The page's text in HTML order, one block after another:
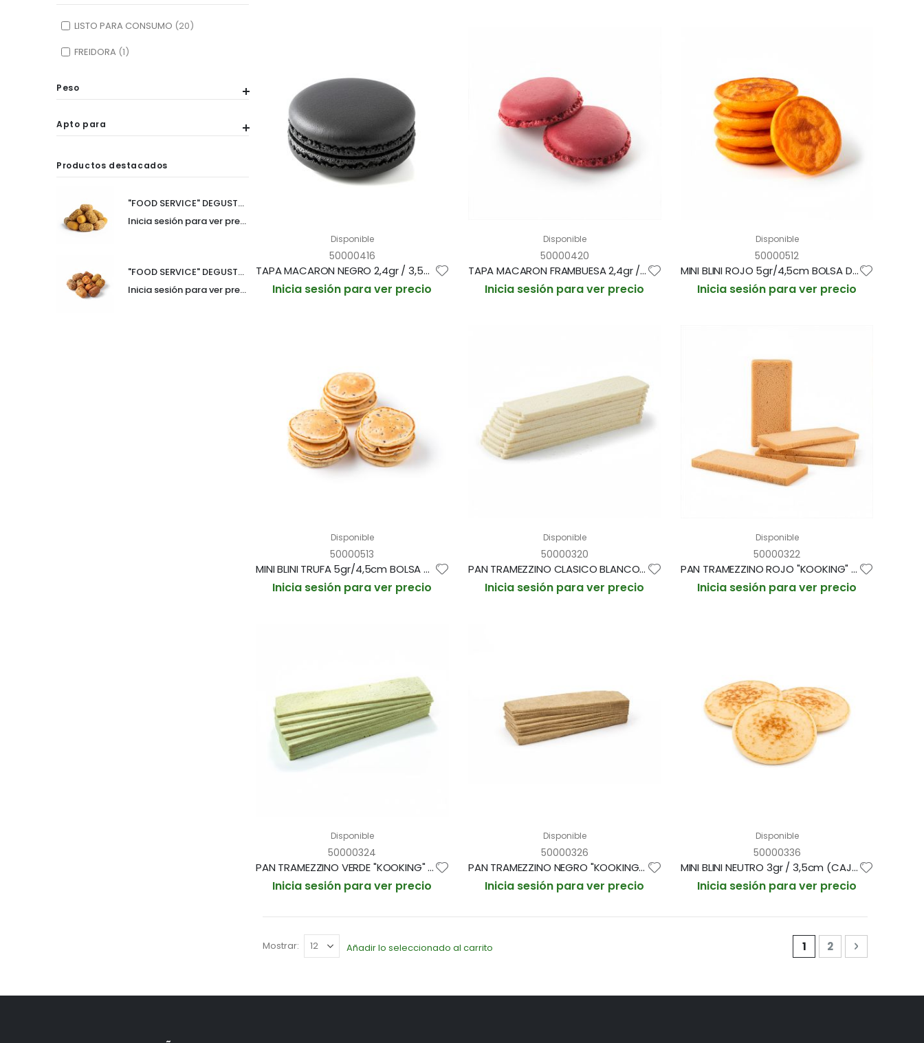
Disponible
50000416
TAPA MACARON NEGRO 2,4gr / 3,5cm BANDEJA 48 UDS (CAJA 8 BANDEJAS)
Inicia sesión para ver precio
Disponible
50000420
TAPA MACARON FRAMBUESA 2,4gr / 3,5cm BANDEJA 48und (CAJA 8 BANDEJAS)
Inicia sesión para ver precio
Disponible
50000512
MINI BLINI ROJO 5gr/4,5cm BOLSA DE 120und (CAJA DE 2 BOLSAS)
Inicia sesión para ver precio
Disponible
50000513
MINI BLINI TRUFA 5gr/4,5cm BOLSA DE 120und aprox (CAJA DE 2 BOLSAS)
Inicia sesión para ver precio
Disponible
50000320
PAN TRAMEZZINO CLASICO BLANCO "KOOKING" 100g / 48x10cm BOLSA 10und (CAJA 6 BOLSAS)
Inicia sesión para ver precio
Disponible
50000322
PAN TRAMEZZINO ROJO "KOOKING" 100g / 48x10cm BOLSA 10und (CAJA 6 BOLSAS)
Inicia sesión para ver precio
Disponible
50000324
PAN TRAMEZZINO VERDE "KOOKING" 100g / 48x10cm BOLSA 10und (CAJA 6 BOLSAS)
Inicia sesión para ver precio
Disponible
50000326
PAN TRAMEZZINO NEGRO "KOOKING" 100g / 48x10cm BOLSA 10und (CAJA 6 BOLSAS)
Inicia sesión para ver precio
Disponible
50000336
MINI BLINI NEUTRO 3gr / 3,5cm (CAJA 400und)
Inicia sesión para ver precio
Página
Actualmente estás
1 Página
2 Página
Siguiente
Mostrar Añadir lo seleccionado al carrito
LISTO PARA CONSUMO 20
FREIDORA 1
Peso
Apto para
Productos destacados
"FOOD SERVICE" DEGUSTACION CROQUETAS 30gr SURTIDO PREMIUM BANDEJA 10und (CAJA 6 BANDEJAS)
Inicia sesión para ver precio
"FOOD SERVICE" DEGUSTACION DE CROQUETAS 30gr SURTIDO DE AUTOR BANDEJA 10und (CAJA 6 BANDEJAS)
Inicia sesión para ver precio